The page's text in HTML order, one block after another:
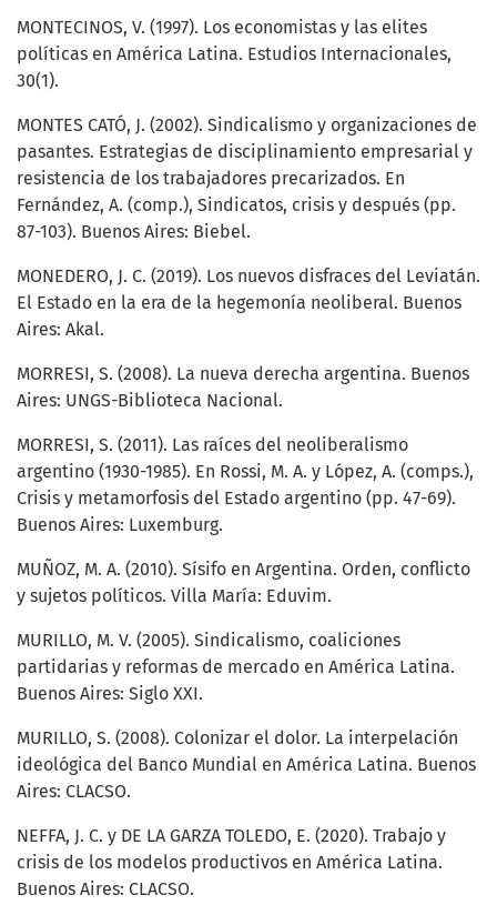
MONTECINOS, V. (1997). Los economistas y las elites
políticas en América Latina. Estudios Internacionales,
30(1).
MONTES CATÓ, J. (2002). Sindicalismo y organizaciones de
pasantes. Estrategias de disciplinamiento empresarial y
resistencia de los trabajadores precarizados. En
Fernández, A. (comp.), Sindicatos, crisis y después (pp.
87-103). Buenos Aires: Biebel.
MONEDERO, J. C. (2019). Los nuevos disfraces del Leviatán.
El Estado en la era de la hegemonía neoliberal. Buenos
Aires: Akal.
MORRESI, S. (2008). La nueva derecha argentina. Buenos
Aires: UNGS-Biblioteca Nacional.
MORRESI, S. (2011). Las raíces del neoliberalismo
argentino (1930-1985). En Rossi, M. A. y López, A. (comps.),
Crisis y metamorfosis del Estado argentino (pp. 47-69).
Buenos Aires: Luxemburg.
MUÑOZ, M. A. (2010). Sísifo en Argentina. Orden, conflicto
y sujetos políticos. Villa María: Eduvim.
MURILLO, M. V. (2005). Sindicalismo, coaliciones
partidarias y reformas de mercado en América Latina.
Buenos Aires: Siglo XXI.
MURILLO, S. (2008). Colonizar el dolor. La interpelación
ideológica del Banco Mundial en América Latina. Buenos
Aires: CLACSO.
NEFFA, J. C. y DE LA GARZA TOLEDO, E. (2020). Trabajo y
crisis de los modelos productivos en América Latina.
Buenos Aires: CLACSO.